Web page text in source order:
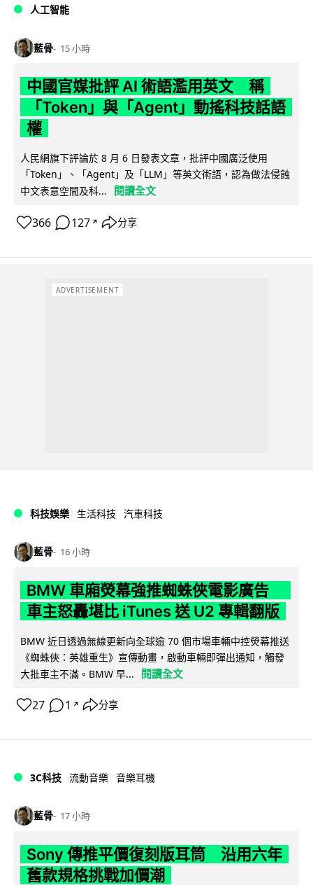
人工智能
藍骨 15 小時
中國官媒批評 AI 術語濫用英文 稱
「Token」與「Agent」動搖科技話語
權
人民網旗下評論於 8 月 6 日發表文章，批評中國廣泛使用
「Token」、「Agent」及「LLM」等英文術語，認為做法侵蝕
中文表意空間及科...
閱讀全文
366 127 ↗ 分享
ADVERTISEMENT
科技娛樂 生活科技 汽車科技
藍骨 16 小時
BMW 車廂熒幕強推蜘蛛俠電影廣告
車主怒轟堪比 iTunes 送 U2 專輯翻版
BMW 近日透過無線更新向全球逾 70 個市場車輛中控熒幕推送
《蜘蛛俠：英雄重生》宣傳動畫，啟動車輛即彈出通知，觸發
大批車主不滿。BMW 早...
閱讀全文
27 1 ↗ 分享
3C科技 流動音樂 音樂耳機
藍骨 17 小時
Sony 傳推平價復刻版耳筒 沿用六年
舊款規格挑戰加價潮